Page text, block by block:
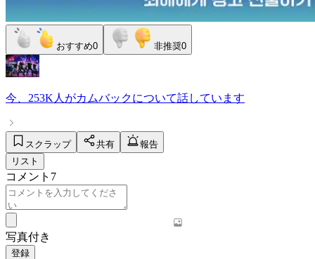
おすすめ0 非推奨0
今、 253K人 がカムバックについて話しています
スクラップ 共有
報告
リスト
コメント 7
写真付き
登録